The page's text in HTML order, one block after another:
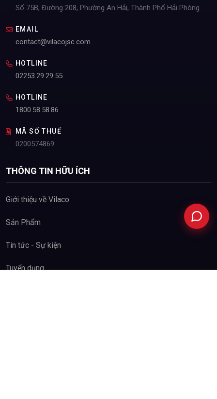
Số 75B, Đường 208, Phường An Hải, Thành Phố Hải Phòng
EMAIL
contact@vilacojsc.com
HOTLINE
02253.29.29.55
HOTLINE
1800.58.58.86
MÃ SỐ THUẾ
0200574869
THÔNG TIN HỮU ÍCH
Giới thiệu về Vilaco
Sản Phẩm
Tin tức - Sự kiện
Tuyển dụng